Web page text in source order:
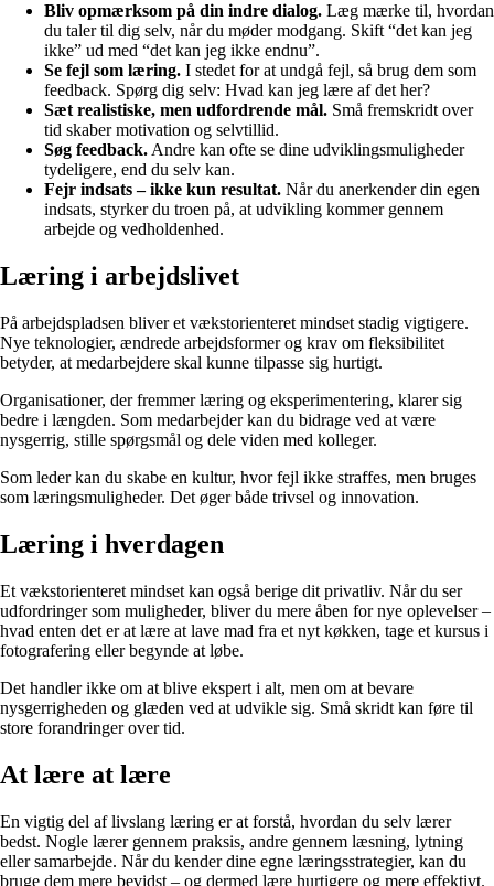
Bliv opmærksom på din indre dialog. Læg mærke til, hvordan
du taler til dig selv, når du møder modgang. Skift “det kan jeg
ikke” ud med “det kan jeg ikke endnu”.
Se fejl som læring. I stedet for at undgå fejl, så brug dem som
feedback. Spørg dig selv: Hvad kan jeg lære af det her?
Sæt realistiske, men udfordrende mål. Små fremskridt over
tid skaber motivation og selvtillid.
Søg feedback. Andre kan ofte se dine udviklingsmuligheder
tydeligere, end du selv kan.
Fejr indsats – ikke kun resultat. Når du anerkender din egen
indsats, styrker du troen på, at udvikling kommer gennem
arbejde og vedholdenhed.
Læring i arbejdslivet
På arbejdspladsen bliver et vækstorienteret mindset stadig vigtigere.
Nye teknologier, ændrede arbejdsformer og krav om fleksibilitet
betyder, at medarbejdere skal kunne tilpasse sig hurtigt.
Organisationer, der fremmer læring og eksperimentering, klarer sig
bedre i længden. Som medarbejder kan du bidrage ved at være
nysgerrig, stille spørgsmål og dele viden med kolleger.
Som leder kan du skabe en kultur, hvor fejl ikke straffes, men bruges
som læringsmuligheder. Det øger både trivsel og innovation.
Læring i hverdagen
Et vækstorienteret mindset kan også berige dit privatliv. Når du ser
udfordringer som muligheder, bliver du mere åben for nye oplevelser –
hvad enten det er at lære at lave mad fra et nyt køkken, tage et kursus i
fotografering eller begynde at løbe.
Det handler ikke om at blive ekspert i alt, men om at bevare
nysgerrigheden og glæden ved at udvikle sig. Små skridt kan føre til
store forandringer over tid.
At lære at lære
En vigtig del af livslang læring er at forstå, hvordan du selv lærer
bedst. Nogle lærer gennem praksis, andre gennem læsning, lytning
eller samarbejde. Når du kender dine egne læringsstrategier, kan du
bruge dem mere bevidst – og dermed lære hurtigere og mere effektivt.